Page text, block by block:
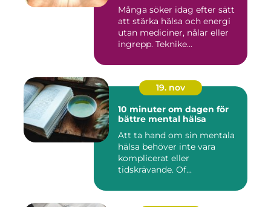
Många söker idag efter sätt
att stärka hälsa och energi
utan mediciner, nålar eller
ingrepp. Teknike...
19. nov
10 minuter om dagen för
bättre mental hälsa
Att ta hand om sin mentala
hälsa behöver inte vara
komplicerat eller
tidskrävande. Of...